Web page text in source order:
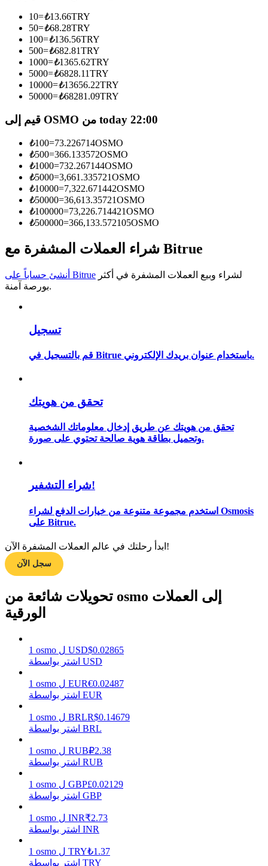
كن متداول نسخ
استمتع بتقاسم الأرباح وعمولات نسخ التداول
معلومة
تحليل البيانات الضخمة بما في ذلك المعلومات التجارية، وما
إلى ذلك.
دليل المبتدئين للعقود الآجلة
استراتيجيات التداول
تعلم كيفية البقاء مربحة
يكسب
خنزير الطاقة
احصل على مكافآت تنافسية يوميًا
10=₺13.66TRY
50=₺68.28TRY
100=₺136.56TRY
500=₺682.81TRY
1000=₺1365.62TRY
5000=₺6828.11TRY
10000=₺13656.22TRY
50000=₺68281.09TRY
قيم إلى OSMO من today 22:00
₺100=73.226714OSMO
₺500=366.133572OSMO
₺1000=732.267144OSMO
₺5000=3,661.335721OSMO
₺10000=7,322.671442OSMO
₺50000=36,613.35721OSMO
₺100000=73,226.714421OSMO
₺500000=366,133.572105OSMO
شراء العملات المشفرة مع Bitrue
أنشئ حساباً على Bitrue
بورصة آمنة.
تسجيل
قم بالتسجيل في Bitrue باستخدام عنوان بريدك الإلكتروني.
تحقق من هويتك
تحقق من هويتك عن طريق إدخال معلوماتك الشخصية
وتحميل بطاقة هوية صالحة تحتوي على صورة.
شراء التشفير!
استخدم مجموعة متنوعة من خيارات الدفع لشراء Osmosis
على Bitrue.
ابدأ رحلتك في عالم العملات المشفرة الآن!
سجل الآن
تحويلات شائعة من osmo إلى العملات
الورقية
1 osmo ل USD$0.02865
اشتر بواسطة USD
1 osmo ل EUR€0.02487
اشتر بواسطة EUR
1 osmo ل BRLR$0.14679
اشتر بواسطة BRL
1 osmo ل RUB₽2.38
اشتر بواسطة RUB
1 osmo ل GBP£0.02129
اشتر بواسطة GBP
1 osmo ل INR₹2.73
اشتر بواسطة INR
1 osmo ل TRY₺1.37
اشتر بواسطة TRY